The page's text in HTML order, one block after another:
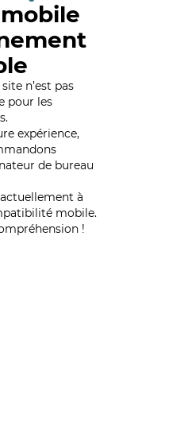
n’est pas
pour les
expérience,
de bureau
à
mobile.
!